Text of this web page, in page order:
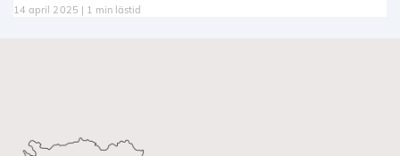
14 april 2025 | 1 min lästid